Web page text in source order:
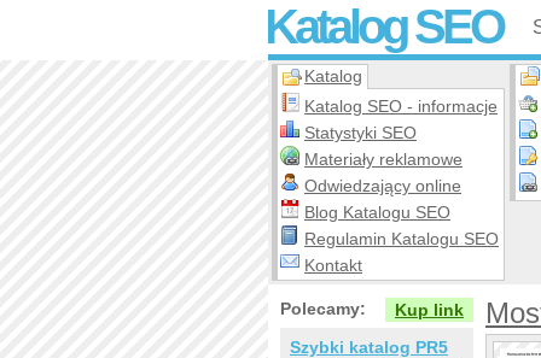
Katalog SEO
Katalog
Katalog SEO - informacje
Statystyki SEO
Materiały reklamowe
Odwiedzający online
Blog Katalogu SEO
Regulamin Katalogu SEO
Kontakt
Polecamy:
Kup link
Szybki katalog PR5